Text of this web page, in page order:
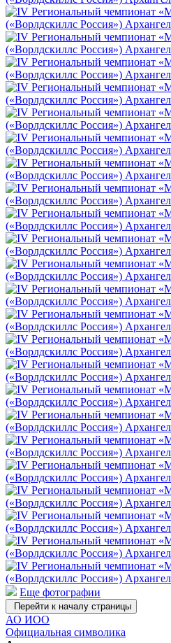
Еще фотографии
Перейти к началу страницы
АО ИОО
Официальная символика